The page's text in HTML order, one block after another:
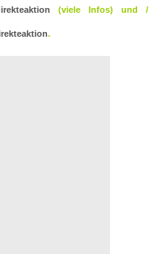
(viele Infos) und /
.